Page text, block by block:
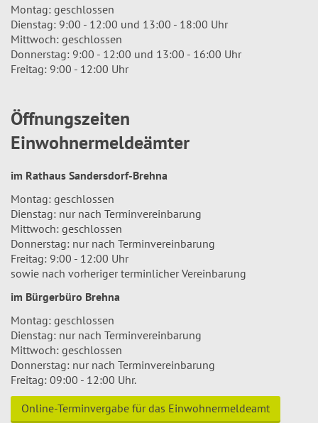
Montag: geschlossen
Dienstag: 9:00 - 12:00 und 13:00 - 18:00 Uhr
Mittwoch: geschlossen
Donnerstag: 9:00 - 12:00 und 13:00 - 16:00 Uhr
Freitag: 9:00 - 12:00 Uhr
Öffnungszeiten
Einwohnermeldeämter
im Rathaus Sandersdorf-Brehna
Montag: geschlossen
Dienstag: nur nach Terminvereinbarung
Mittwoch: geschlossen
Donnerstag: nur nach Terminvereinbarung
Freitag: 9:00 - 12:00 Uhr
sowie nach vorheriger terminlicher Vereinbarung
im Bürgerbüro Brehna
Montag: geschlossen
Dienstag: nur nach Terminvereinbarung
Mittwoch: geschlossen
Donnerstag: nur nach Terminvereinbarung
Freitag: 09:00 - 12:00 Uhr.
Online-Terminvergabe für das Einwohnermeldeamt